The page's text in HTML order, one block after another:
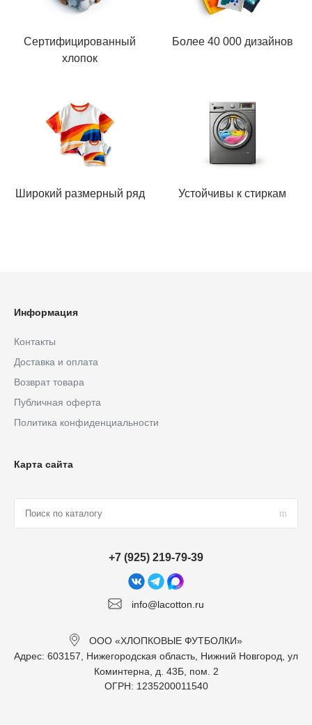
Сертифицированный
хлопок
Более 40 000 дизайнов
Широкий размерный ряд Устойчивы к стиркам
Информация
Контакты
Доставка и оплата
Возврат товара
Публичная оферта
Политика конфиденциальности
Карта сайта
info@lacotton.ru
+7 (925) 219-79-39
ООО «ХЛОПКОВЫЕ ФУТБОЛКИ»
Адрес: 603157, Нижегородская область, Нижний Новгород, ул
Коминтерна, д. 43Б, пом. 2
ОГРН: 1235200011540